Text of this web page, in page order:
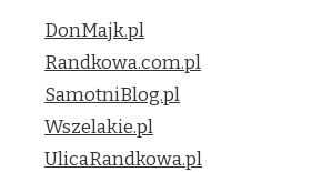
DonMajk.pl
Randkowa.com.pl
SamotniBlog.pl
Wszelakie.pl
UlicaRandkowa.pl